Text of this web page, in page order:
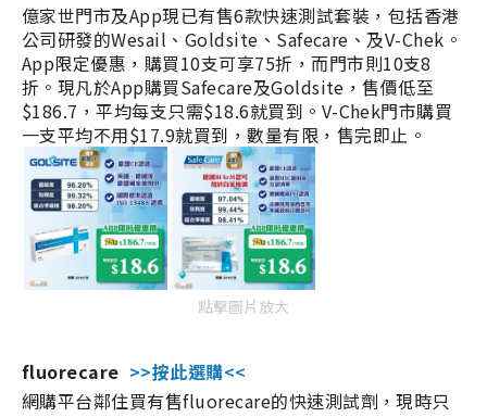
億家世門市及App現已有售6款快速測試套裝，包括香港
公司研發的Wesail、Goldsite、Safecare、及V-Chek。
App限定優惠，購買10支可享75折，而門市則10支8
折。現凡於App購買Safecare及Goldsite，售價低至
$186.7，平均每支只需$18.6就買到。V-Chek門市購買
一支平均不用$17.9就買到，數量有限，售完即止。
點擊圖片放大
fluorecare >>按此選購<<
網購平台鄰住買有售fluorecare的快速測試劑，現時只